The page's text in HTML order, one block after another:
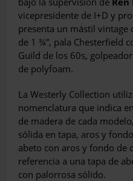
vicepresidente de I+D y
presenta un mástil vintage
de 1 ¾”, pala Chesterfield
Guild de los 60s,
de polyfoam.
La Westerly Collection
nomenclatura que indica
de madera de cada
sólida en tapa, aros y
abeto con aros y fondo de
referencia a una tapa de
con palorrosa sólido.